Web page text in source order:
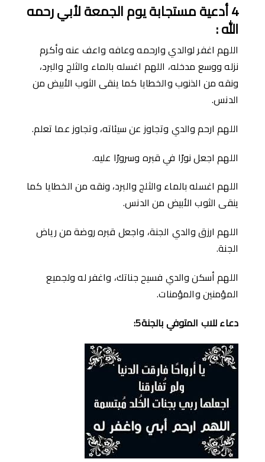
4أدعية مستجابة يوم الجمعة لأبي رحمه
الله:
اللهم اغفر لوالدي وارحمه وعافه واعف عنه وأكرم
نزله ووسع مدخله، اللهم اغسله بالماء والثلج والبرد،
ونقه من الذنوب والخطايا كما ينقى الثوب الأبيض من
الدنس.
اللهم ارحم والدي وتجاوز عن سيئاته، وتجاوز عما تعلم.
اللهم اجعل نورًا في قبره وسرورًا عليه.
اللهم اغسله بالماء والثلج والبرد، ونقه من الخطايا كما
ينقى الثوب الأبيض من الدنس.
اللهم ارزق والدي الجنة، واجعل قبره روضة من رياض
الجنة.
اللهم أسكن والدي فسيح جناتك، واغفر له ولجميع
المؤمنين والمؤمنات.
دعاء للاب المتوفي بالجنة5: